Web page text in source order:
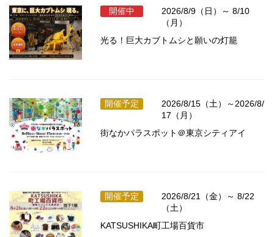
開催中
2026/8/9（日）～ 8/10
（月）
光る！巨大カブトムシと願いの灯籠
開催予定
2026/8/15（土）～2026/8/
17（月）
街なかパラスポット＠東京シティアイ
開催予定
2026/8/21（金）～ 8/22
（土）
KATSUSHIKA町工場百貨市